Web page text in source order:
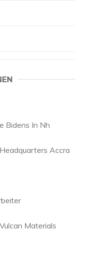
Bidens In Nh
Accra
Materials